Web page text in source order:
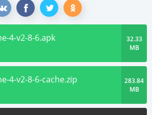
4-v2-8-6.apk
32.33
MB
4-v2-8-6-cache.zip
283.84
MB